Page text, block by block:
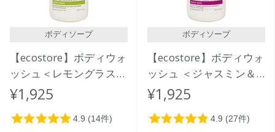
ボディソープ
【ecostore】ボディウォ
ッシュ＜レモングラス＆
ライムリーフ＞ 900mL
¥1,925
ボディソープ
【ecostore】ボディウォ
ッシュ ＜ジャスミン＆
マヌカハニー＞ 900mL
¥1,925